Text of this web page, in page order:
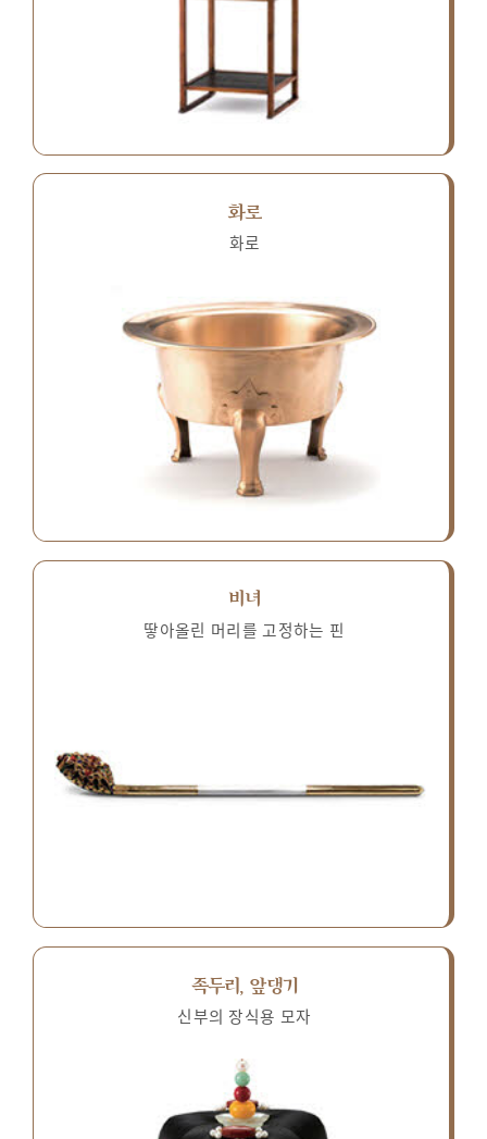
화로
화로
비녀
땋아올린 머리를 고정하는 핀
족두리, 앞댕기
신부의 장식용 모자